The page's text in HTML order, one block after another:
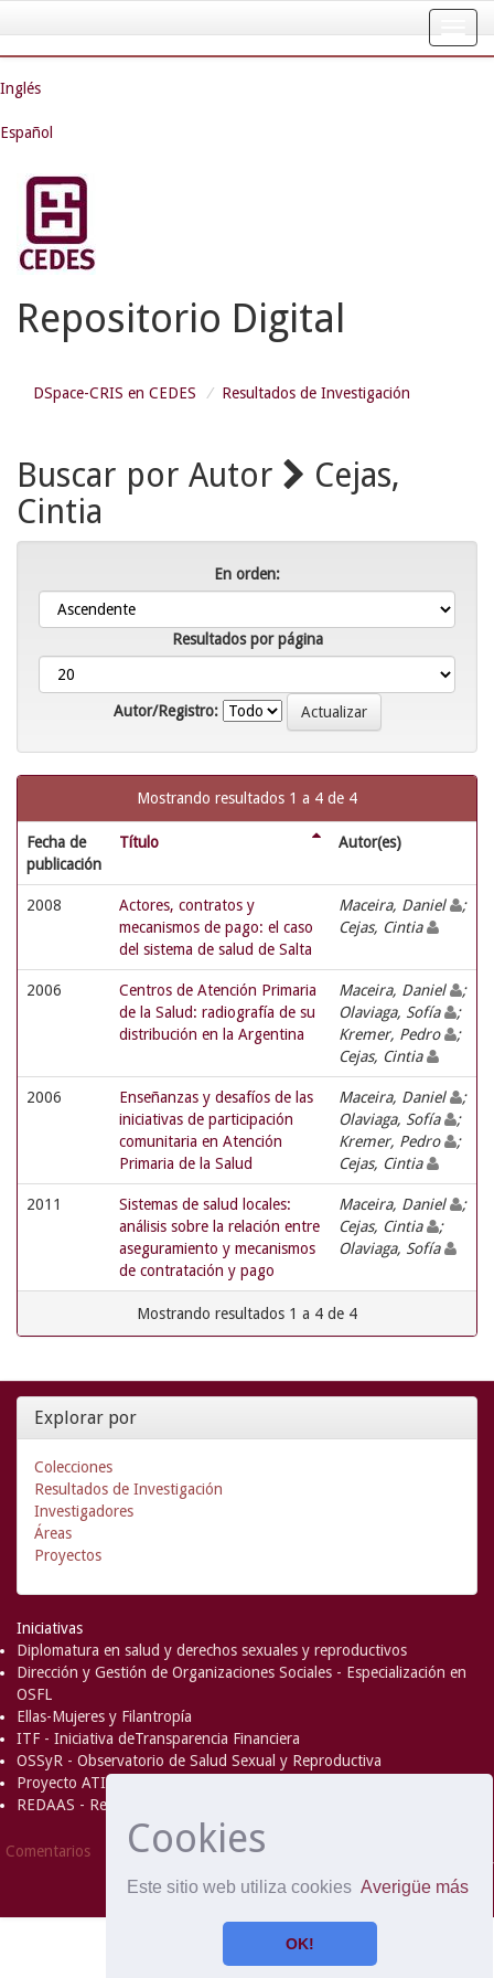
Cookies
Este sitio web utiliza cookies Averigüe más
OK!
navigation
Inglés
Español
Repositorio Digital
DSpace-CRIS en CEDES Resultados de Investigación
Buscar por Autor
Cejas,
Cintia
En orden:
Resultados por página
Autor/Registro:
Mostrando resultados 1 a 4 de 4
Fecha de
publicación
Título Autor(es)
2008
Actores, contratos y
mecanismos de pago: el caso
del sistema de salud de Salta
Maceira, Daniel
;
Cejas, Cintia
2006
Centros de Atención Primaria
de la Salud: radiografía de su
distribución en la Argentina
Maceira, Daniel
;
Olaviaga, Sofía
;
Kremer, Pedro
;
Cejas, Cintia
2006
Enseñanzas y desafíos de las
iniciativas de participación
comunitaria en Atención
Primaria de la Salud
Maceira, Daniel
;
Olaviaga, Sofía
;
Kremer, Pedro
;
Cejas, Cintia
2011
Sistemas de salud locales:
análisis sobre la relación entre
aseguramiento y mecanismos
de contratación y pago
Maceira, Daniel
;
Cejas, Cintia
;
Olaviaga, Sofía
Mostrando resultados 1 a 4 de 4
Explorar por
Colecciones
Resultados de Investigación
Investigadores
Áreas
Proyectos
Iniciativas
Diplomatura en salud y derechos sexuales y reproductivos
Dirección y Gestión de Organizaciones Sociales - Especialización en
OSFL
Ellas-Mujeres y Filantropía
ITF - Iniciativa deTransparencia Financiera
OSSyR - Observatorio de Salud Sexual y Reproductiva
Proyecto ATICA
REDAAS - Red de Acceso al Aborto Seguro
Comentarios DSpace Software
- Extensión mantenida y
optimizado por